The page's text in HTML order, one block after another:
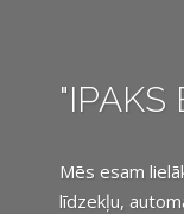
"IPAKS
Mēs esam
līdzekļu,